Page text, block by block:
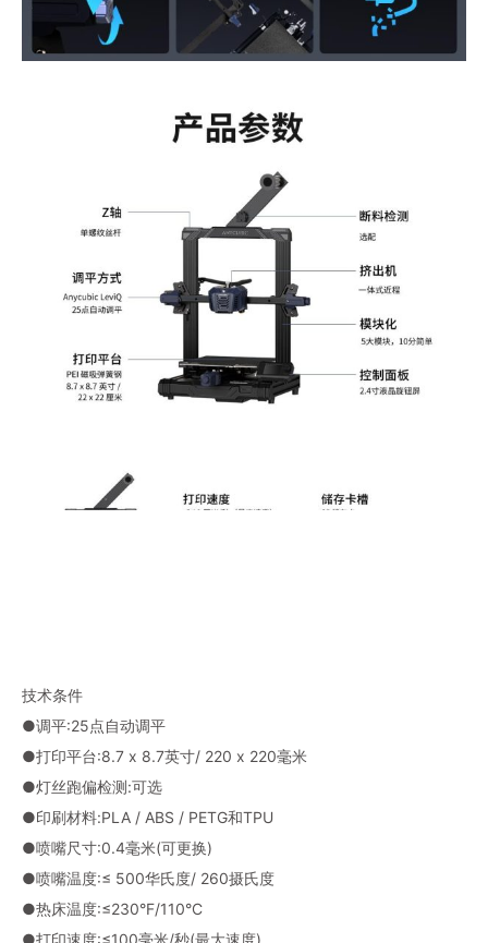
技术条件
●调平:25点自动调平
●打印平台:8.7 x 8.7英寸/ 220 x 220毫米
●灯丝跑偏检测:可选
●印刷材料:PLA / ABS / PETG和TPU
●喷嘴尺寸:0.4毫米(可更换)
●喷嘴温度:≤ 500华氏度/ 260摄氏度
●热床温度:≤230°F/110°C